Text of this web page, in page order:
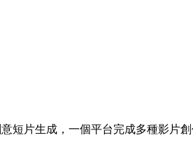
短片生成，一個平台完成多種影片創